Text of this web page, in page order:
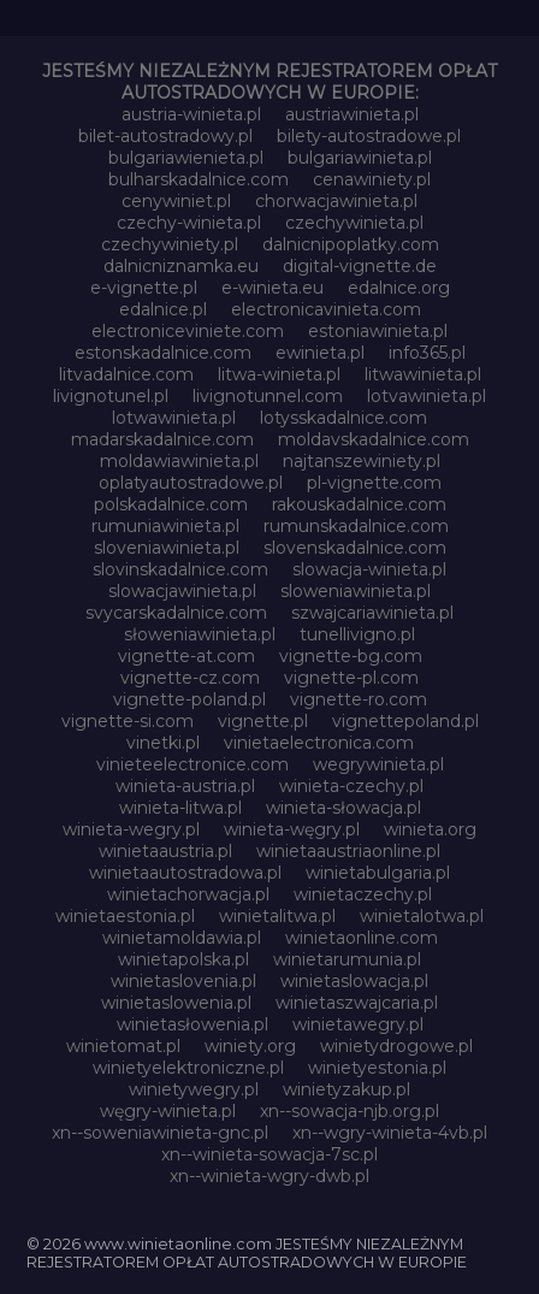
JESTEŚMY NIEZALEŻNYM REJESTRATOREM OPŁAT
AUTOSTRADOWYCH W EUROPIE:
austria-winieta.pl
austriawinieta.pl
bilet-autostradowy.pl
bilety-autostradowe.pl
bulgariawienieta.pl
bulgariawinieta.pl
bulharskadalnice.com
cenawiniety.pl
cenywiniet.pl
chorwacjawinieta.pl
czechy-winieta.pl
czechywinieta.pl
czechywiniety.pl
dalnicnipoplatky.com
dalnicniznamka.eu
digital-vignette.de
e-vignette.pl
e-winieta.eu
edalnice.org
edalnice.pl
electronicavinieta.com
electroniceviniete.com
estoniawinieta.pl
estonskadalnice.com
ewinieta.pl
info365.pl
litvadalnice.com
litwa-winieta.pl
litwawinieta.pl
livignotunel.pl
livignotunnel.com
lotvawinieta.pl
lotwawinieta.pl
lotysskadalnice.com
madarskadalnice.com
moldavskadalnice.com
moldawiawinieta.pl
najtanszewiniety.pl
oplatyautostradowe.pl
pl-vignette.com
polskadalnice.com
rakouskadalnice.com
rumuniawinieta.pl
rumunskadalnice.com
sloveniawinieta.pl
slovenskadalnice.com
slovinskadalnice.com
slowacja-winieta.pl
slowacjawinieta.pl
sloweniawinieta.pl
svycarskadalnice.com
szwajcariawinieta.pl
słoweniawinieta.pl
tunellivigno.pl
vignette-at.com
vignette-bg.com
vignette-cz.com
vignette-pl.com
vignette-poland.pl
vignette-ro.com
vignette-si.com
vignette.pl
vignettepoland.pl
vinetki.pl
vinietaelectronica.com
vinieteelectronice.com
wegrywinieta.pl
winieta-austria.pl
winieta-czechy.pl
winieta-litwa.pl
winieta-słowacja.pl
winieta-wegry.pl
winieta-węgry.pl
winieta.org
winietaaustria.pl
winietaaustriaonline.pl
winietaautostradowa.pl
winietabulgaria.pl
winietachorwacja.pl
winietaczechy.pl
winietaestonia.pl
winietalitwa.pl
winietalotwa.pl
winietamoldawia.pl
winietaonline.com
winietapolska.pl
winietarumunia.pl
winietaslovenia.pl
winietaslowacja.pl
winietaslowenia.pl
winietaszwajcaria.pl
winietasłowenia.pl
winietawegry.pl
winietomat.pl
winiety.org
winietydrogowe.pl
winietyelektroniczne.pl
winietyestonia.pl
winietywegry.pl
winietyzakup.pl
węgry-winieta.pl
xn--sowacja-njb.org.pl
xn--soweniawinieta-gnc.pl
xn--wgry-winieta-4vb.pl
xn--winieta-sowacja-7sc.pl
xn--winieta-wgry-dwb.pl
© 2026 www.winietaonline.com JESTEŚMY NIEZALEŻNYM
REJESTRATOREM OPŁAT AUTOSTRADOWYCH W EUROPIE